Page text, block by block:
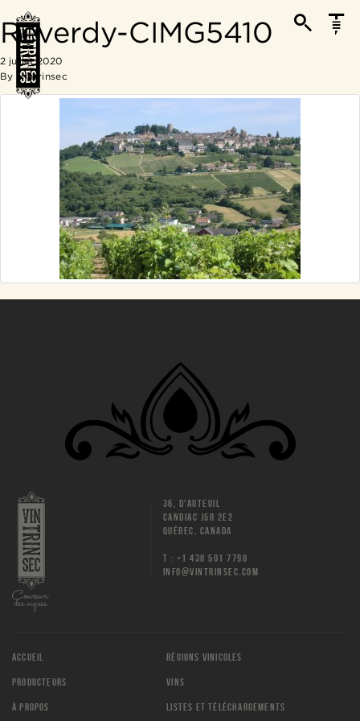
Reverdy-CIMG5410
2 juillet 2020
By
Vintrinsec
36, D'AUTEUIL
CANDIAC J5R 2E2
QUÉBEC, CANADA
T : +1 438 501 7798
INFO@VINTRINSEC.COM
ACCUEIL RÉGIONS VINICOLES
PRODUCTEURS VINS
À PROPOS LISTES ET TÉLÉCHARGEMENTS